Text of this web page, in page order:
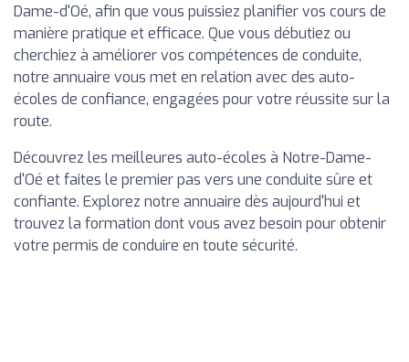
Dame-d'Oé, afin que vous puissiez planifier vos cours de
manière pratique et efficace. Que vous débutiez ou
cherchiez à améliorer vos compétences de conduite,
notre annuaire vous met en relation avec des auto-
écoles de confiance, engagées pour votre réussite sur la
route.
Découvrez les meilleures auto-écoles à Notre-Dame-
d'Oé et faites le premier pas vers une conduite sûre et
confiante. Explorez notre annuaire dès aujourd'hui et
trouvez la formation dont vous avez besoin pour obtenir
votre permis de conduire en toute sécurité.